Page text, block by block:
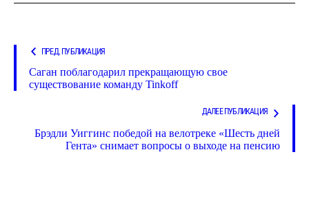
ПРЕД. ПУБЛИКАЦИЯ
Саган поблагодарил прекращающую свое
существование команду Tinkoff
ДАЛЕЕ ПУБЛИКАЦИЯ
Брэдли Уиггинс победой на велотреке «Шесть дней
Гента» снимает вопросы о выходе на пенсию